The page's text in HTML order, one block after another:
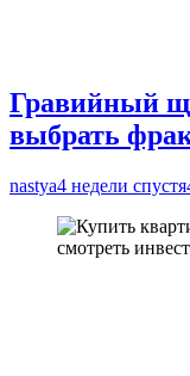
Гравийный
выбрать
nastya4 недели спустя